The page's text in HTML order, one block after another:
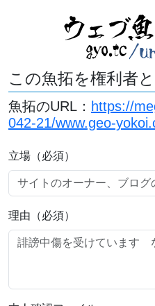
この魚拓を権利者
魚拓のURL： https://
042-21/www.geo-
立場（必須）
理由（必須）